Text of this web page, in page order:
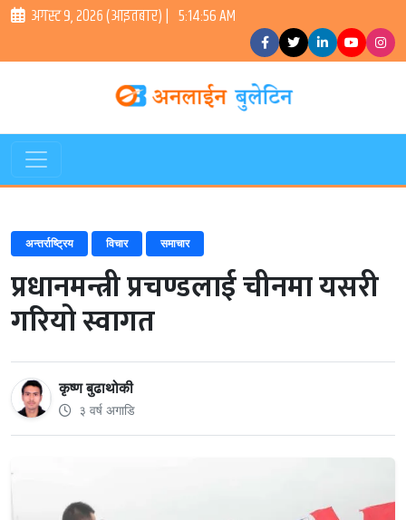
अगस्ट ९, २०२६ (आइतबार) | 5:14:57 AM
अन्तर्राष्ट्रिय विचार समाचार
प्रधानमन्त्री प्रचण्डलाई चीनमा यसरी
गरियो स्वागत
कृष्ण बुढाथोकी
३ वर्ष अगाडि